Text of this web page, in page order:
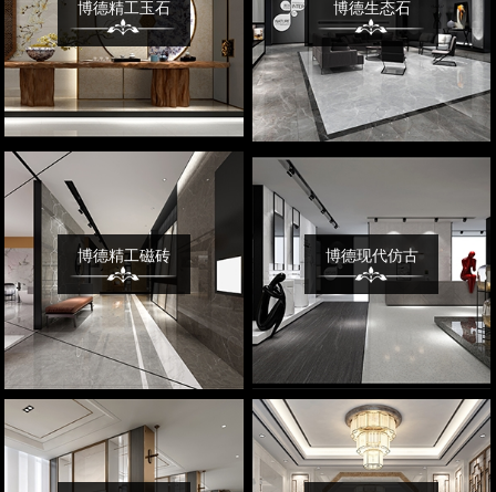
博德精工玉石 博德生态石
博德精工磁砖 博德现代仿古